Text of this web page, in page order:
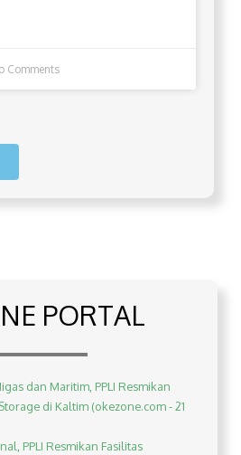
Comments
PORTAL
dan Maritim, PPLI Resmikan
di Kaltim (okezone.com - 21
PPLI Resmikan Fasilitas